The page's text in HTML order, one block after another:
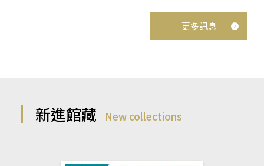
更多訊息
新進館藏 New collections